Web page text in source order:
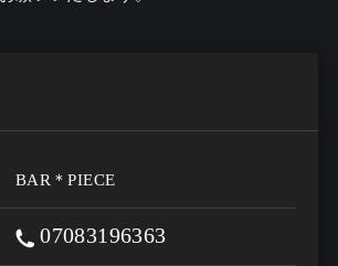
BAR＊PIECE
07083196363